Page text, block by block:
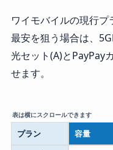
ワイモバイルの現行プ
最安を狙う場合は、
光セット(A)とPayPay
せます。
プラン 容量